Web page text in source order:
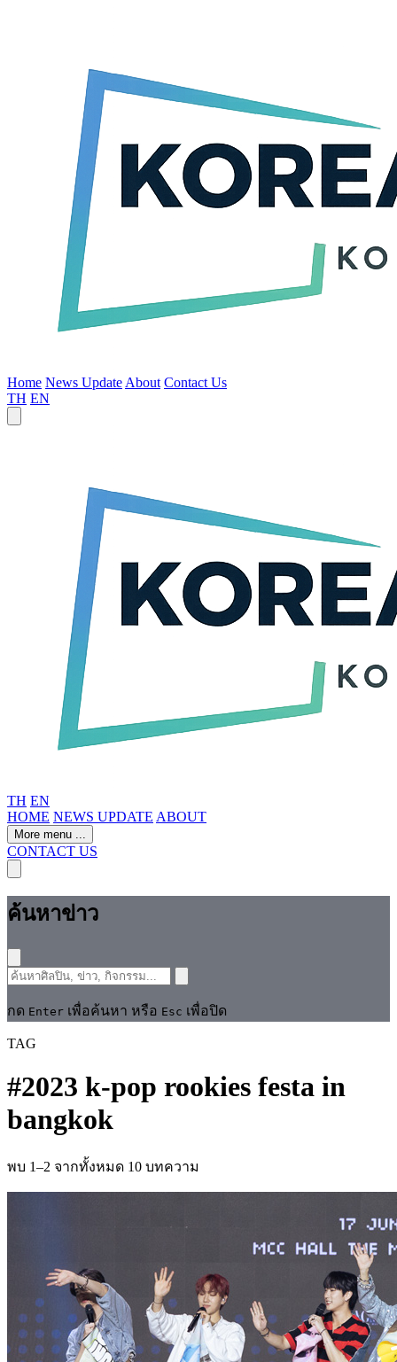
Home News Update About Contact Us
TH EN
TH EN
HOME NEWS UPDATE ABOUT
More menu ...
CONTACT US
ค้นหาข่าว
กด Enter เพื่อค้นหา หรือ Esc เพื่อปิด
TAG
#2023 k-pop rookies festa in
bangkok
พบ 1–2 จากทั้งหมด 10 บทความ